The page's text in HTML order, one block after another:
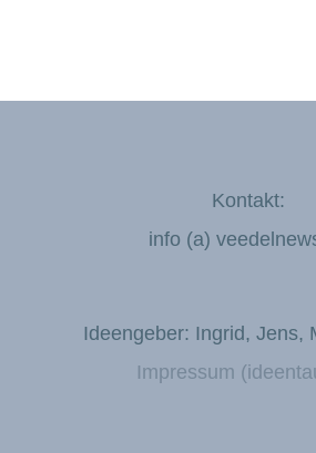
Kontakt:
info (a)
Ideengeber: Ingrid, Jens,
Impressum